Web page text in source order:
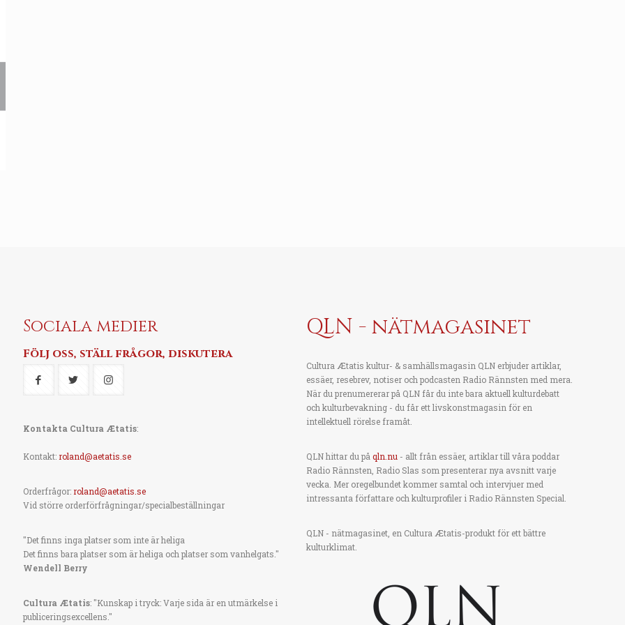
Sociala medier
Följ oss, ställ frågor, diskutera
Kontakta Cultura Ætatis:
Kontakt: roland@aetatis.se
Orderfrågor: roland@aetatis.se
Vid större orderförfrågningar/specialbeställningar
"Det finns inga platser som inte är heliga
Det finns bara platser som är heliga och platser som vanhelgats."
Wendell Berry
Cultura Ætatis: "Kunskap i tryck: Varje sida är en utmärkelse i
publiceringsexcellens."
QLN - nätmagasinet
Cultura Ætatis kultur- & samhällsmagasin QLN erbjuder artiklar,
essäer, resebrev, notiser och podcasten Radio Rännsten med mera.
När du prenumererar på QLN får du inte bara aktuell kulturdebatt
och kulturbevakning - du får ett livskonstmagasin för en
intellektuell rörelse framåt.
QLN hittar du påqln.nu - allt från essäer, artiklar till våra poddar
Radio Rännsten, Radio Slas som presenterar nya avsnitt varje
vecka. Mer oregelbundet kommer samtal och intervjuer med
intressanta författare och kulturprofiler i Radio Rännsten Special.
QLN - nätmagasinet, en Cultura Ætatis-produkt för ett bättre
kulturklimat.